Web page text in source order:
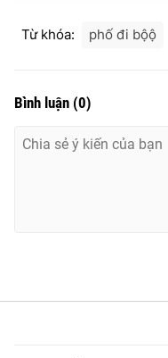
Từ khóa: phố đi bộộ
Bình luận (0)